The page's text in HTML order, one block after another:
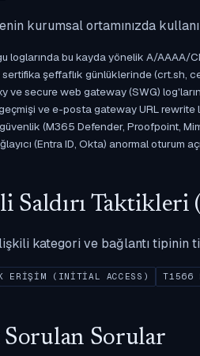
kurumsal ortamınızda
loglarında bu kayda yönelik A/AAAA/
sertifika şeffaflık günlüklerinde (crt.sh,
ve secure web gateway (SWG)
geçmişi ve e-posta gateway URL
(M365 Defender, Proofpoint,
(Entra ID, Okta) anormal oturum
Saldırı
kategori ve bağlantı tipinin
ERIŞIM (INITIAL ACCESS) T1566
Sorulan Sorular